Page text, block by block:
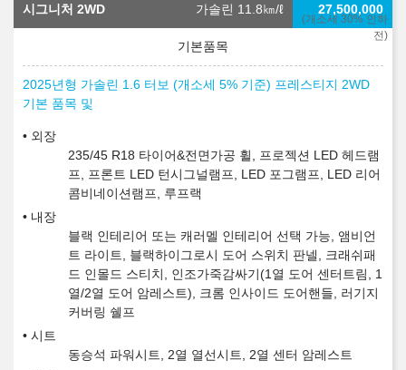
시그니처 2WD 가솔린 11.8㎞/ℓ
(개소세 30% 인하
전)
27,500,000
2025년형 가솔린 1.6 터보 (개소세 5% 기준) 프레스티지 2WD
기본 품목 및
외장
235/45 R18 타이어&전면가공 휠, 프로젝션 LED 헤드램
프, 프론트 LED 턴시그널램프, LED 포그램프, LED 리어
콤비네이션램프, 루프랙
내장
블랙 인테리어 또는 캐러멜 인테리어 선택 가능, 앰비언
트 라이트, 블랙하이그로시 도어 스위치 판넬, 크래쉬패
드 인몰드 스티치, 인조가죽감싸기(1열 도어 센터트림, 1
열/2열 도어 암레스트), 크롬 인사이드 도어핸들, 러기지
커버링 쉘프
시트
동승석 파워시트, 2열 열선시트, 2열 센터 암레스트